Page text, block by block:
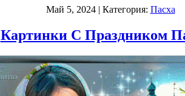
Май 5, 2024| Категория: Пасха
Картинки С Праздником